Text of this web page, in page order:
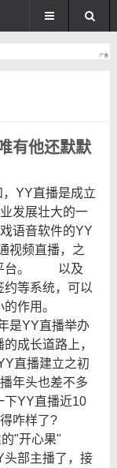
有他还默默
直播是成立
发展壮大的一
语音软件的YY
视频直播，之
平台。 以及
等系统，可以
作用。
YY直播举办
成长道路上，
直播建立之初
年头也差不多
YY直播近10
得咋样了?
丝的"开心果"
头部主播了，接